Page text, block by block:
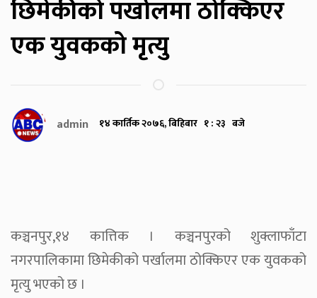
छिमेकीको पर्खालमा ठोक्किएर
एक युवकको मृत्यु
admin १४ कार्तिक २०७६, बिहिबार १ : २३ बजे
कञ्चनपुर,१४ कात्तिक । कञ्चनपुरको शुक्लाफाँटा
नगरपालिकामा छिमेकीको पर्खालमा ठोक्किएर एक युवकको
मृत्यु भएको छ ।